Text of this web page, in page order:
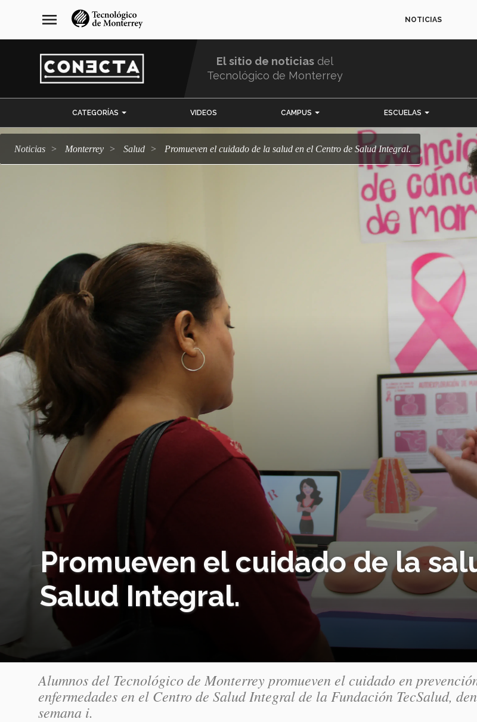
navegación
principal
menu NOTICIAS
El sitio de noticias del
Tecnológico de Monterrey
CATEGORÍAS VIDEOS CAMPUS ESCUELAS
Noticias Monterrey salud Promueven el cuidado de la salud en el Centro de Salud Integral.
Promueven el cuidado de la
Salud Integral.
Alumnos del Tecnológico de Monterrey promueven el cuidado en
enfermedades en el Centro de Salud Integral de la Fundación TecSalud,
semana i.